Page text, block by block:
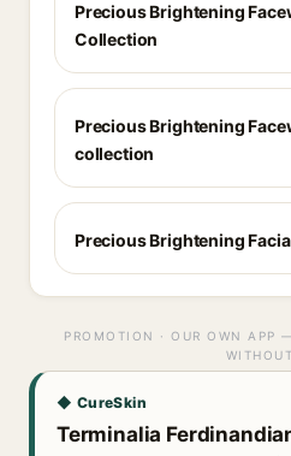
Precious Brightening
Collection
Precious Brightening
collection
Precious Brightening
PROMOTION · OUR OWN APP
◆ CureSkin
Terminalia